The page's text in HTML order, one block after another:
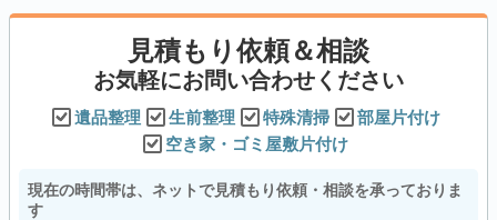
見積もり依頼＆相談
お気軽にお問い合わせください
遺品整理 生前整理 特殊清掃
部屋片付け
空き家・ゴミ屋敷片付け
現在の時間帯は、ネットで見積もり依頼・相談を承っておりま
す